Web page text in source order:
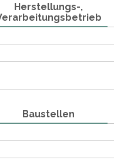
Herstellungs-,
Baustellen